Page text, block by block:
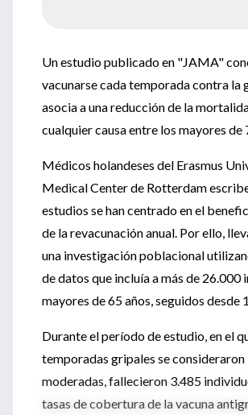
Un estudio publicado en "JAMA"
vacunarse cada temporada contra la
asocia a una reducción de la
cualquier causa entre los mayores de
Médicos holandeses del Erasmus
Medical Center de Rotterdam
estudios se han centrado en el
de la revacunación anual. Por ello,
una investigación poblacional
de datos que incluía a más de 26.000
mayores de 65 años, seguidos desde
Durante el período de estudio, en el
temporadas gripales se consideraron
moderadas, fallecieron 3.485
tasas de cobertura de la vacuna